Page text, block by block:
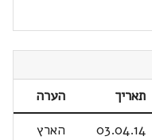
תאריך
הערה
03.04.14
הארץ